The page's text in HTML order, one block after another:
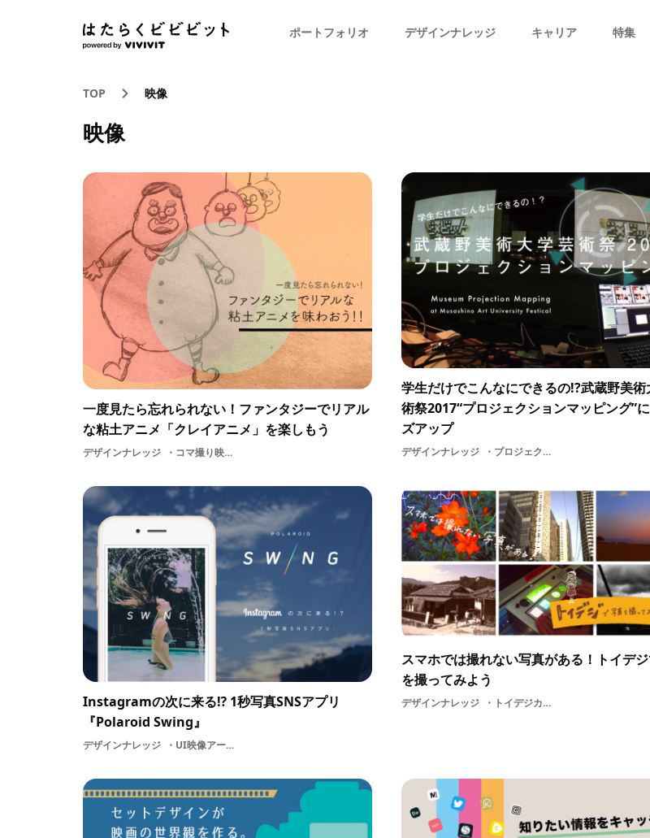
ポートフォリオ デザインナレッジ キャリア 特集
TOP 映像
映像
一度見たら忘れられない！ファンタジーでリアル
な粘土アニメ「クレイアニメ」を楽しもう
デザインナレッジ コマ撮り映像ストップモーションデザイン粘土アートファインアートクレイアニメグラフィックartCGアニメーション
学生だけでこんなにできるの!?武蔵野美術
術祭2017“プロジェクションマッピング”
ズアップ
デザインナレッジ プロジェクションマッピング2017モデリング企画2D制作物3D学生adobe学生団体Afterefect美大CG美術cinema4Dアーティストアニメーション映像プログラミング
Instagramの次に来る⁉︎ 1秒写真SNSアプリ
『Polaroid Swing』
デザインナレッジ UI映像アートPolaroid Swingスマホメディア写真芸術
スマホでは撮れない写真がある！トイデ
を撮ってみよう
デザインナレッジ トイデジカメラトイカメラノスタルジー写真昭和映像色彩